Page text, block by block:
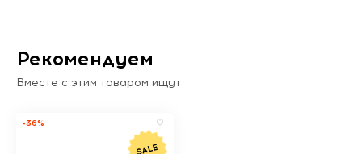
Рекомендуем
Вместе с этим товаром ищут
-36%